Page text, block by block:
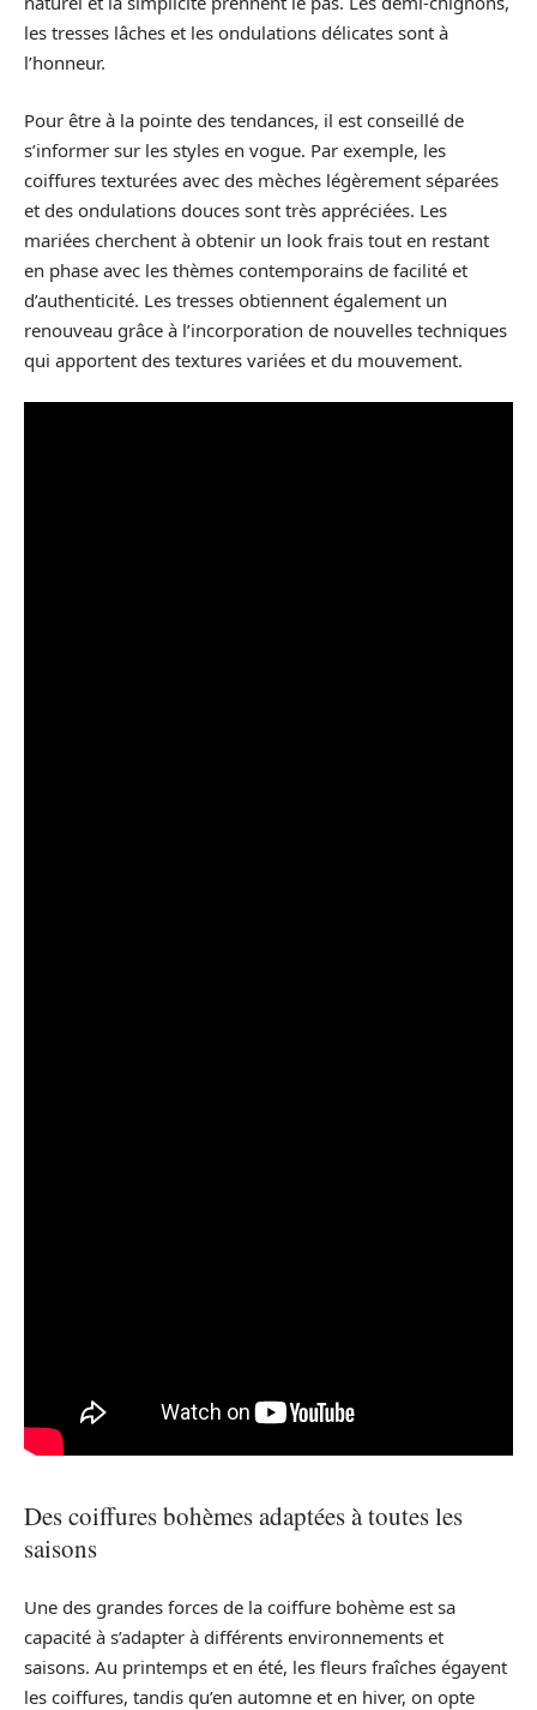
les tresses lâches et les ondulations délicates sont à
l’honneur.
Pour être à la pointe des tendances, il est conseillé de
s’informer sur les styles en vogue. Par exemple, les
coiffures texturées avec des mèches légèrement séparées
et des ondulations douces sont très appréciées. Les
mariées cherchent à obtenir un look frais tout en restant
en phase avec les thèmes contemporains de facilité et
d’authenticité. Les tresses obtiennent également un
renouveau grâce à l’incorporation de nouvelles techniques
qui apportent des textures variées et du mouvement.
Des coiffures bohèmes adaptées à toutes les
saisons
Une des grandes forces de la coiffure bohème est sa
capacité à s’adapter à différents environnements et
saisons. Au printemps et en été, les fleurs fraîches égayent
les coiffures, tandis qu’en automne et en hiver, on opte